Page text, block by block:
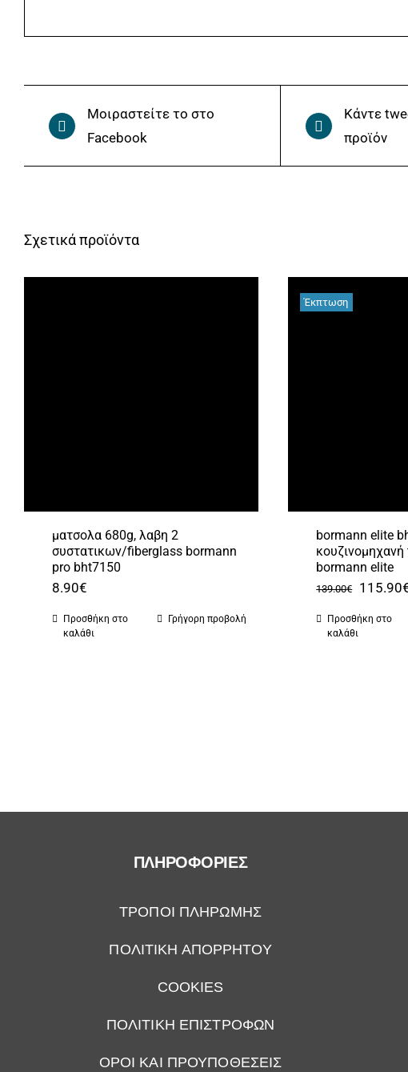
Μοιραστείτε το στο
Facebook
Κάντε
προϊόν
Σχετικά προϊόντα
ματσολα 680g, λαβη 2
συστατικων/fiberglass bormann
pro bht7150
8.90€
Προσθήκη στο
καλάθι
Γρήγορη προβολή
Έκπτωση
bormann elite
bormann elite
139.00€
Original
price
115.90
Προσθήκη στο
καλάθι
ΠΛΗΡΟΦΟΡΙΕΣ
ΤΡΟΠΟΙ ΠΛΗΡΩΜΗΣ
ΠΟΛΙΤΙΚΗ ΑΠΟΡΡΗΤΟΥ
COOKIES
ΠΟΛΙΤΙΚΗ ΕΠΙΣΤΡΟΦΩΝ
ΟΡΟΙ ΚΑΙ ΠΡΟΥΠΟΘΕΣΕΙΣ